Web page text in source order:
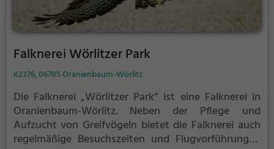
Falknerei Wörlitzer Park
K2376, 06785 Oranienbaum-Wörlitz
Die Falknerei „Wörlitzer Park“ ist eine Falknerei in
Oranienbaum-Wörlitz. Neben der Pflege und
Aufzucht von Greifvögeln bietet die Falknerei auch
regelmäßige Besuchszeiten und Flugvorführungen